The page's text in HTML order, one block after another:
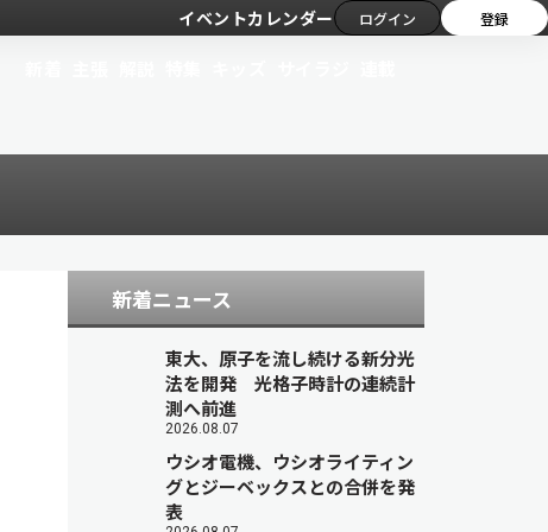
イベントカレンダー ログイン 登録
新着ニュース
東大、原子を流し続ける新分光
法を開発 光格子時計の連続計
測へ前進
2026.08.07
ウシオ電機、ウシオライティン
グとジーベックスとの合併を発
表